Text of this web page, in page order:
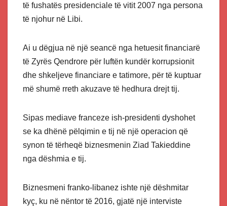
të fushatës presidenciale të vitit 2007 nga persona
të njohur në Libi.
Ai u dëgjua në një seancë nga hetuesit financiarë
të Zyrës Qendrore për luftën kundër korrupsionit
dhe shkeljeve financiare e tatimore, për të kuptuar
më shumë rreth akuzave të hedhura drejt tij.
Sipas mediave franceze ish-presidenti dyshohet
se ka dhënë pëlqimin e tij në një operacion që
synon të tërheqë biznesmenin Ziad Takieddine
nga dëshmia e tij.
Biznesmeni franko-libanez ishte një dëshmitar
kyç, ku në nëntor të 2016, gjatë një interviste